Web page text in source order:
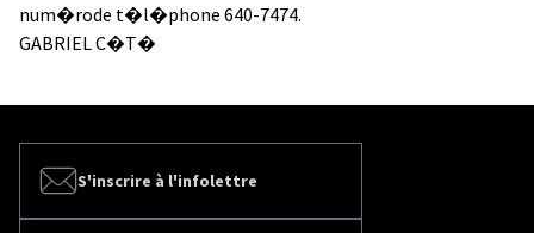
num�rode t�l�phone 640-7474.
GABRIEL C�T�
S'inscrire à l'infolettre